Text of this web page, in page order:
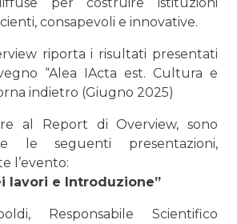
per costruire istituzioni
consapevoli e innovative.
riporta i risultati presentati
“Alea IActa est. Cultura e
indietro (Giugno 2025)
al Report di Overview, sono
le seguenti presentazioni,
l’evento:
lavori e Introduzione”
Responsabile Scientifico